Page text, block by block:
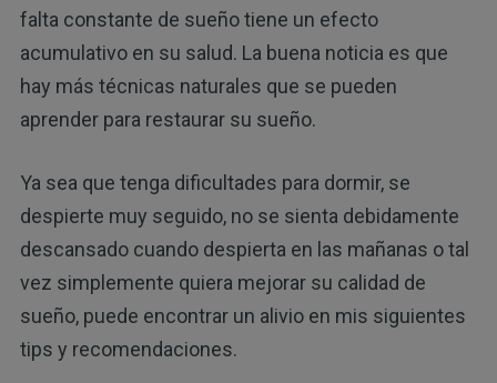
falta constante de sueño tiene un efecto
acumulativo en su salud. La buena noticia es que
hay más técnicas naturales que se pueden
aprender para restaurar su sueño.
Ya sea que tenga dificultades para dormir, se
despierte muy seguido, no se sienta debidamente
descansado cuando despierta en las mañanas o tal
vez simplemente quiera mejorar su calidad de
sueño, puede encontrar un alivio en mis siguientes
tips y recomendaciones.